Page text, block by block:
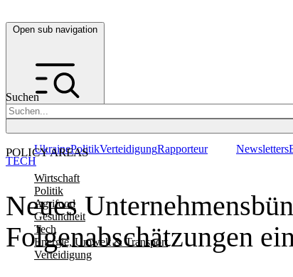
Open sub navigation
Suchen
POLICY AREAS
Wirtschaft
Politik
Agrifood
Gesundheit
Tech
Energie, Umwelt & Transport
Verteidigung
UkrainePolitikVerteidigungRapporteur Newsletters
Neues
Folgenabschätzungen
TECH